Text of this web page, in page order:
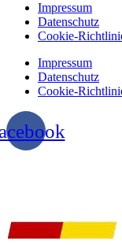
Impressum
Datenschutz
Cookie-
Impressum
Datenschutz
Cookie-